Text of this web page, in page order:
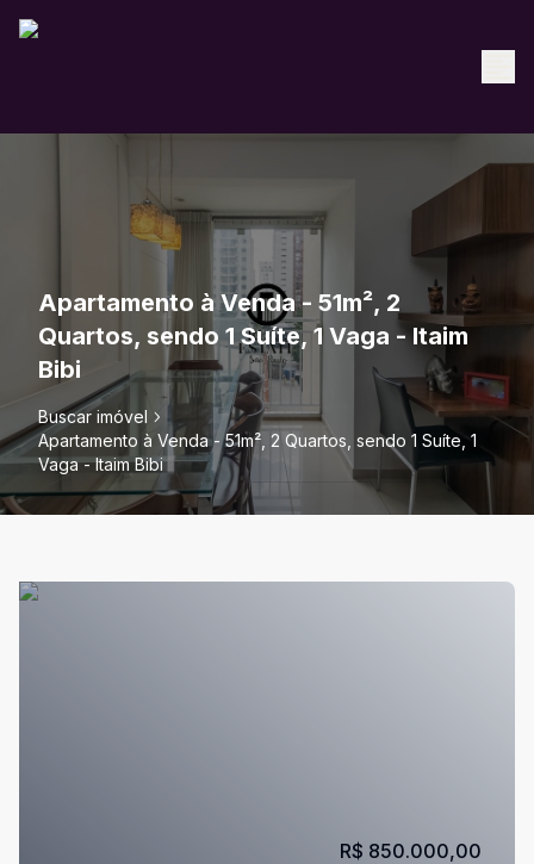
Apartamento à Venda - 51m², 2
Quartos, sendo 1 Suíte, 1 Vaga - Itaim
Bibi
Buscar imóvel
Apartamento à Venda - 51m², 2 Quartos, sendo 1 Suíte, 1
Vaga - Itaim Bibi
R$ 850.000,00